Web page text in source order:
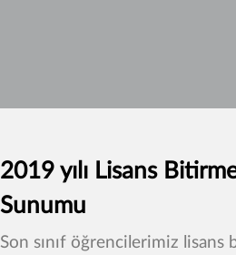
2019 yılı Lisans
Sunumu
Son sınıf öğrencilerimiz